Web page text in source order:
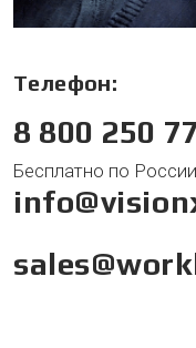
Телефон:
8 800 250
Бесплатно по России